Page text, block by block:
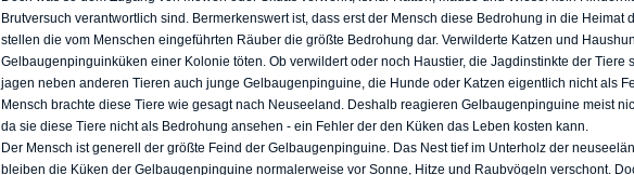
Brutversuch verantwortlich sind. Bermerkenswert ist, dass erst der Mensch diese Bedrohung in die Heimat
stellen die vom Menschen eingeführten Räuber die größte Bedrohung dar. Verwilderte Katzen und
Gelbaugenpinguinküken einer Kolonie töten. Ob verwildert oder noch Haustier, die Jagdinstinkte der Tiere
jagen neben anderen Tieren auch junge Gelbaugenpinguine, die Hunde oder Katzen eigentlich nicht als
Mensch brachte diese Tiere wie gesagt nach Neuseeland. Deshalb reagieren Gelbaugenpinguine meist
da sie diese Tiere nicht als Bedrohung ansehen - ein Fehler der den Küken das Leben kosten kann.
Der Mensch ist generell der größte Feind der Gelbaugenpinguine. Das Nest tief im Unterholz der
bleiben die Küken der Gelbaugenpinguine normalerweise vor Sonne, Hitze und Raubvögeln verschont.